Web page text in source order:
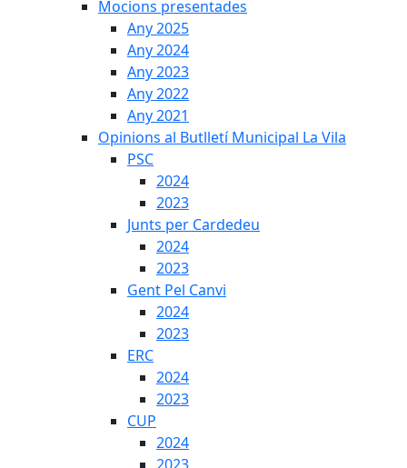
Mocions presentades
Any 2025
Any 2024
Any 2023
Any 2022
Any 2021
Opinions al Butlletí Municipal La Vila
PSC
2024
2023
Junts per Cardedeu
2024
2023
Gent Pel Canvi
2024
2023
ERC
2024
2023
CUP
2024